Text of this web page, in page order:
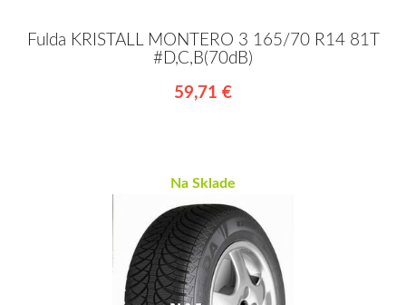
Fulda KRISTALL MONTERO 3 165/70 R14 81T
#D,C,B(70dB)
59,71 €
Na Sklade